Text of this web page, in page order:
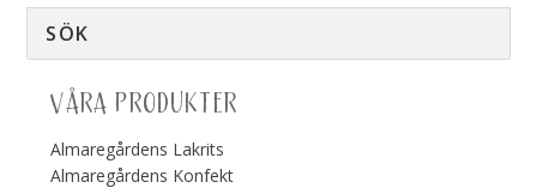
VÅRA PRODUKTER
Almaregårdens Lakrits
Almaregårdens Konfekt